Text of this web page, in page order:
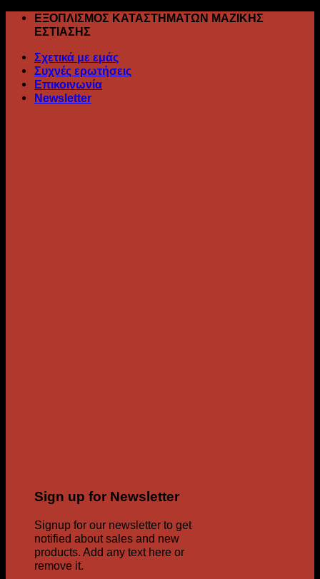
Skip
ΕΞΟΠΛΙΣΜΟΣ ΚΑΤΑΣΤΗΜΑΤΩΝ ΜΑΖΙΚΗΣ
ΕΣΤΙΑΣΗΣ
Σχετικά με εμάς
Συχνές ερωτήσεις
Επικοινωνία
Newsletter
Sign up for Newsletter
Signup for our newsletter to get
notified about sales and new
products. Add any text here or
remove it.